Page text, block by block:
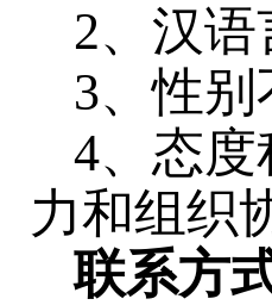
2、汉
3、性
4、态
力和组织
联系方